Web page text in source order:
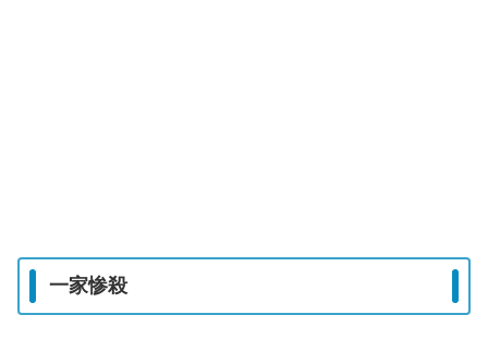
一家惨殺